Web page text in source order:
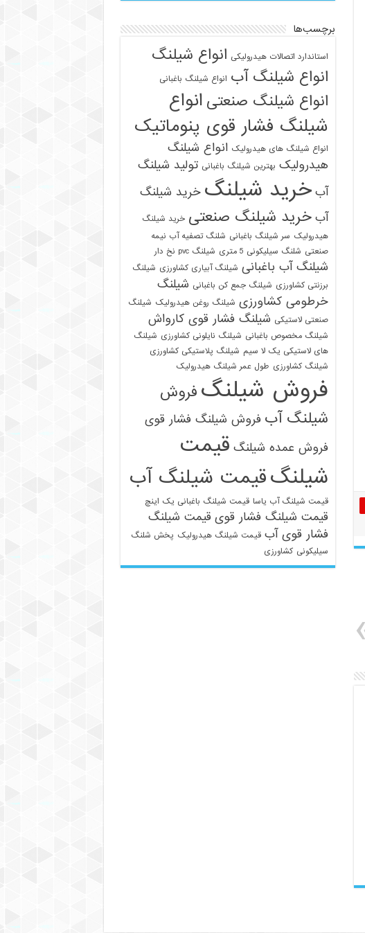
برچسب‌ها
استاندارد اتصالات هیدرولیکی انواع شیلنگ
انواع شیلنگ آب انواع شیلنگ باغبانی
انواع شیلنگ صنعتی انواع
شیلنگ فشار قوی پنوماتیک
انواع شیلنگ های هیدرولیک انواع شیلنگ
هیدرولیک بهترین شیلنگ باغبانی تولید شیلنگ
آب خرید شیلنگ خرید شیلنگ
آب خرید شیلنگ صنعتی خرید شیلنگ
هیدرولیک سر شیلنگ باغبانی شلنگ تصفیه آب نیمه
صنعتی شلنگ سیلیکونی 5 متری شیلنگ pvc نخ دار
شیلنگ آب باغبانی شیلنگ آبیاری کشاورزی شیلنگ
برزنتی کشاورزی شیلنگ جمع کن باغبانی شیلنگ
خرطومی کشاورزی شیلنگ روغن هیدرولیک شیلنگ
صنعتی لاستیکی شیلنگ فشار قوی کارواش
شیلنگ مخصوص باغبانی شیلنگ نایلونی کشاورزی شیلنگ
های لاستیکی یک لا سیم شیلنگ پلاستیکی کشاورزی
شیلنگ کشاورزی طول عمر شیلنگ هیدرولیک
فروش شیلنگ فروش
شیلنگ آب فروش شیلنگ فشار قوی
فروش عمده شیلنگ قیمت
شیلنگقیمت شیلنگ آب
قیمت شیلنگ آب یاسا قیمت شیلنگ باغبانی یک اینچ
قیمت شیلنگ فشار قوی قیمت شیلنگ
فشار قوی آب قیمت شیلنگ هیدرولیک پخش شلنگ
سیلیکونی کشاورزی